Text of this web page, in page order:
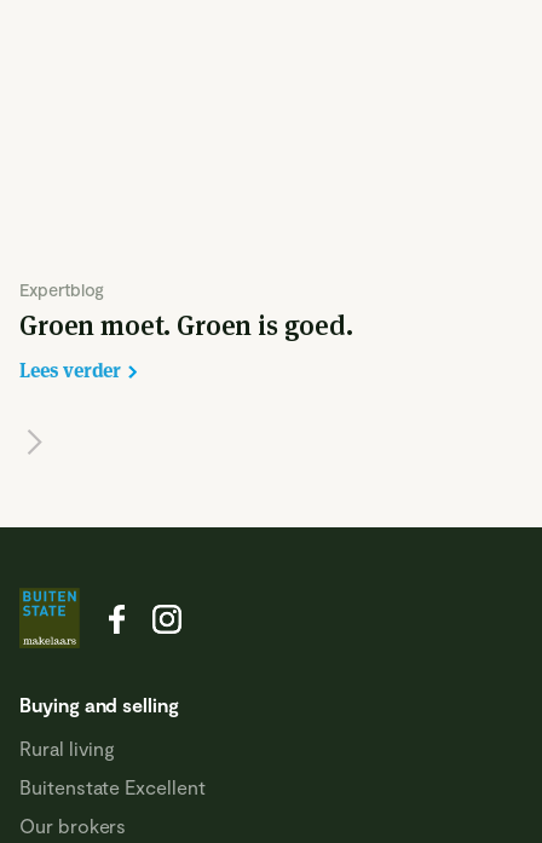
Expertblog
Groen moet. Groen is goed.
Lees verder
Buying and selling
Rural living
Buitenstate Excellent
Our brokers